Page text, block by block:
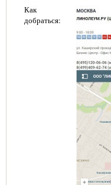
Как
добраться: